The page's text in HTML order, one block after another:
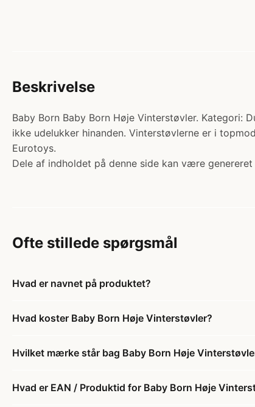
Beskrivelse
Baby Born Baby Born Høje Vinterstøvler. Kategori:
ikke udelukker hinanden. Vinterstøvlerne er i
Eurotoys.
Dele af indholdet på denne side kan være
Ofte stillede spørgsmål
Hvad er navnet på produktet?
Hvad koster Baby Born Høje Vinterstøvler?
Hvilket mærke står bag Baby Born Høje
Hvad er EAN / Produktid for Baby Born Høje